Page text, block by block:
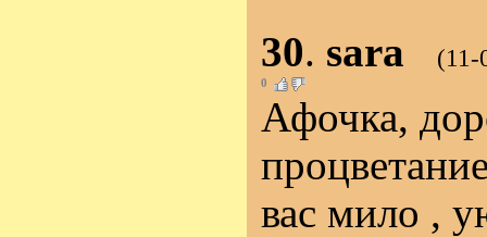
30. sara (11-
0
Афочка,
вас мило ,